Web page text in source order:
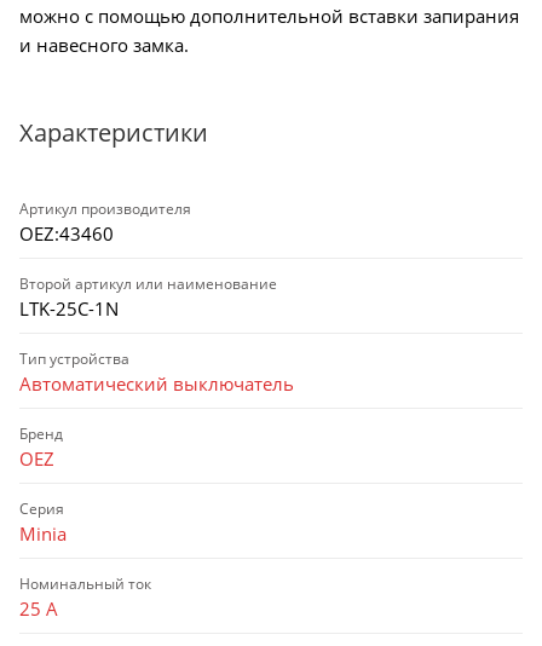
можно с помощью дополнительной вставки запирания
и навесного замка.
Характеристики
Артикул производителя
OEZ:43460
Второй артикул или наименование
LTK-25C-1N
Тип устройства
Автоматический выключатель
Бренд
OEZ
Серия
Minia
Номинальный ток
25 А